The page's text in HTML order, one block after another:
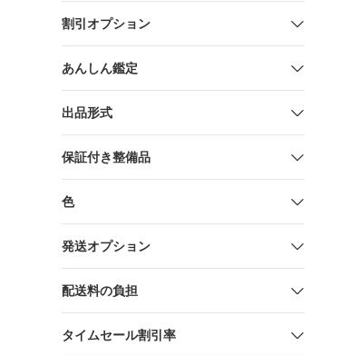
割引オプション
あんしん鑑定
出品形式
保証付き整備品
色
発送オプション
配送料の負担
タイムセール割引率